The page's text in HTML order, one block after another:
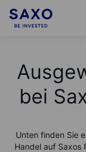
bei
Unten finden Sie
Handel auf